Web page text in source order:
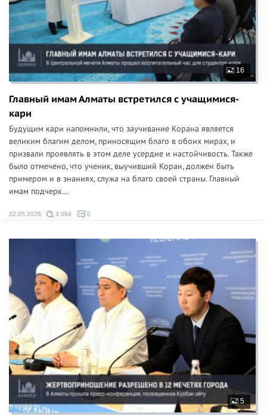
16
Главный имам Алматы встретился с учащимися-
кари
Будущим кари напомнили, что заучивание Корана является
великим благим делом, приносящим благо в обоих мирах, и
призвали проявлять в этом деле усердие и настойчивость. Также
было отмечено, что ученик, выучивший Коран, должен быть
примером и в знаниях, служа на благо своей страны. Главный
имам подчерк...
22.05.2026 3 084 0
5